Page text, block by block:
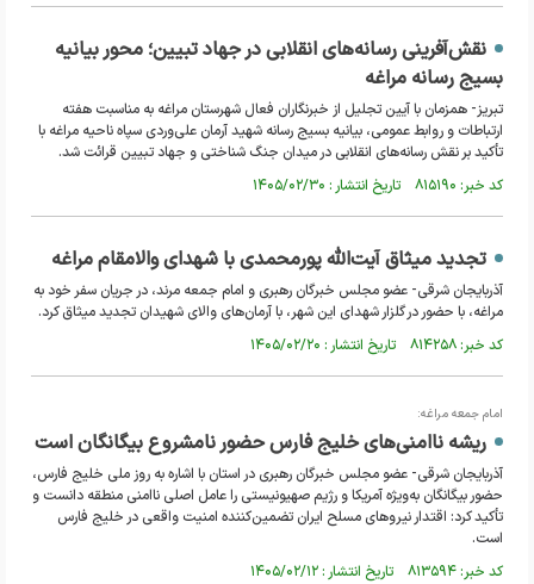
نقش‌آفرینی رسانه‌های انقلابی در جهاد تبیین؛ محور بیانیه
بسیج رسانه مراغه
تبریز- همزمان با آیین تجلیل از خبرنگاران فعال شهرستان مراغه به مناسبت هفته
ارتباطات و روابط عمومی، بیانیه بسیج رسانه شهید آرمان علی‌وردی سپاه ناحیه مراغه با
تأکید بر نقش رسانه‌های انقلابی در میدان جنگ شناختی و جهاد تبیین قرائت شد.
کد خبر: ۸۱۵۱۹۰ تاریخ انتشار : ۱۴۰۵/۰۲/۳۰
تجدید میثاق آیت‌الله پورمحمدی با شهدای والامقام مراغه
آذربایجان شرقی- عضو مجلس خبرگان رهبری و امام جمعه مرند، در جریان سفر خود به
مراغه، با حضور در گلزار شهدای این شهر، با آرمان‌های والای شهیدان تجدید میثاق کرد.
کد خبر: ۸۱۴۲۵۸ تاریخ انتشار : ۱۴۰۵/۰۲/۲۰
امام جمعه مراغه:
ریشه ناامنی‌های خلیج فارس حضور نامشروع بیگانگان است
آذربایجان شرقی- عضو مجلس خبرگان رهبری در استان با اشاره به روز ملی خلیج فارس،
حضور بیگانگان به‌ویژه آمریکا و رژیم صهیونیستی را عامل اصلی ناامنی منطقه دانست و
تأکید کرد: اقتدار نیرو‌های مسلح ایران تضمین‌کننده امنیت واقعی در خلیج فارس
است.
کد خبر: ۸۱۳۵۹۴ تاریخ انتشار : ۱۴۰۵/۰۲/۱۲